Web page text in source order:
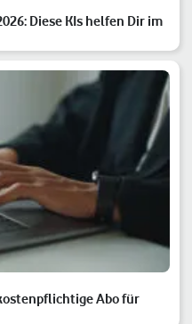
Diese KIs helfen Dir im
Abo für